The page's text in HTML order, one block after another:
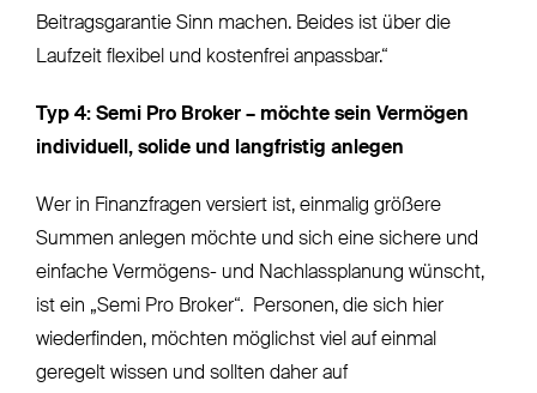
Beitragsgarantie Sinn machen. Beides ist über die
Laufzeit flexibel und kostenfrei anpassbar.“
Typ 4: Semi Pro Broker – möchte sein Vermögen
individuell, solide und langfristig anlegen
Wer in Finanzfragen versiert ist, einmalig größere
Summen anlegen möchte und sich eine sichere und
einfache Vermögens- und Nachlassplanung wünscht,
ist ein „Semi Pro Broker“. Personen, die sich hier
wiederfinden, möchten möglichst viel auf einmal
geregelt wissen und sollten daher auf